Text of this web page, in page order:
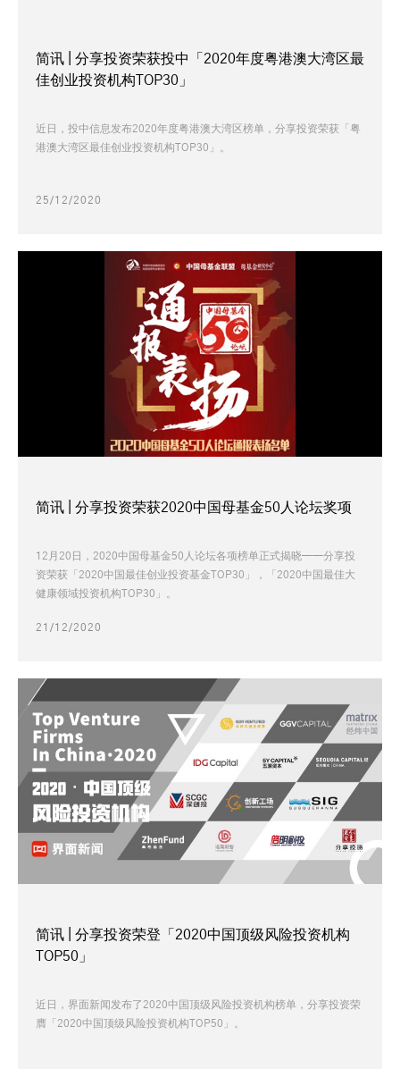
简讯 | 分享投资荣获投中「2020年度粤港澳大湾区最
佳创业投资机构TOP30」
近日，投中信息发布2020年度粤港澳大湾区榜单，分享投资荣获「粤
港澳大湾区最佳创业投资机构TOP30」。
25/12/2020
简讯 | 分享投资荣获2020中国母基金50人论坛奖项
12月20日，2020中国母基金50人论坛各项榜单正式揭晓——分享投
资荣获「2020中国最佳创业投资基金TOP30」，「2020中国最佳大
健康领域投资机构TOP30」。
21/12/2020
简讯 | 分享投资荣登「2020中国顶级风险投资机构
TOP50」
近日，界面新闻发布了2020中国顶级风险投资机构榜单，分享投资荣
膺「2020中国顶级风险投资机构TOP50」。